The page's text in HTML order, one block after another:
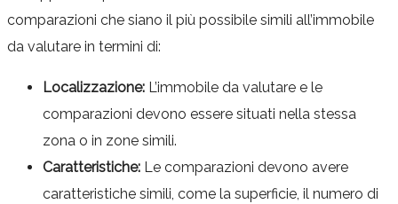
comparazioni che siano il più possibile simili all’immobile
da valutare in termini di:
Localizzazione: L’immobile da valutare e le
comparazioni devono essere situati nella stessa
zona o in zone simili.
Caratteristiche: Le comparazioni devono avere
caratteristiche simili, come la superficie, il numero di